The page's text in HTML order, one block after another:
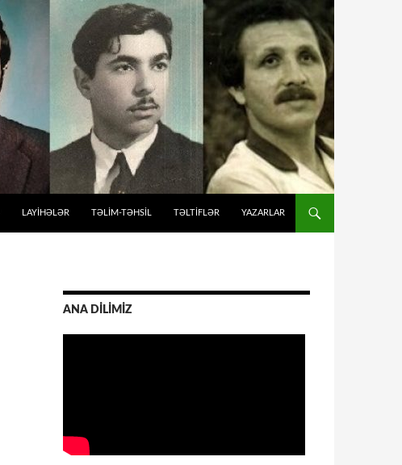
LAYİHƏLƏR TƏLIM-TƏHSIL TƏLTİFLƏR YAZARLAR
ANA DİLİMİZ